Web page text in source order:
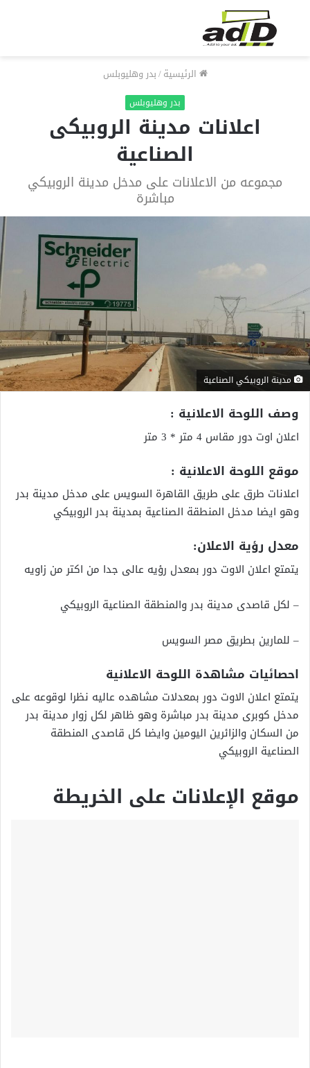
الرئيسية/بدر وهليوبلس
بدر وهليوبلس
اعلانات مدينة الروبيكى
الصناعية
مجموعه من الاعلانات على مدخل مدينة الروبيكي
مباشرة
مدينة الروبيكي الصناعية
وصف اللوحة الاعلانية :
اعلان اوت دور مقاس 4 متر * 3 متر
موقع اللوحة الاعلانية :
اعلانات طرق على طريق القاهرة السويس على مدخل مدينة بدر
وهو ايضا مدخل المنطقة الصناعية بمدينة بدر الروبيكي
معدل رؤية الاعلان:
يتمتع اعلان الاوت دور بمعدل رؤيه عالى جدا من اكتر من زاويه
– لكل قاصدى مدينة بدر والمنطقة الصناعية الروبيكي
– للمارين بطريق مصر السويس
احصائيات مشاهدة اللوحة الاعلانية
يتمتع اعلان الاوت دور بمعدلات مشاهده عاليه نظرا لوقوعه على
مدخل كوبرى مدينة بدر مباشرة وهو ظاهر لكل زوار مدينة بدر
من السكان والزائرين اليومين وايضا كل قاصدى المنطقة
الصناعية الروبيكي
موقع الإعلانات على الخريطة